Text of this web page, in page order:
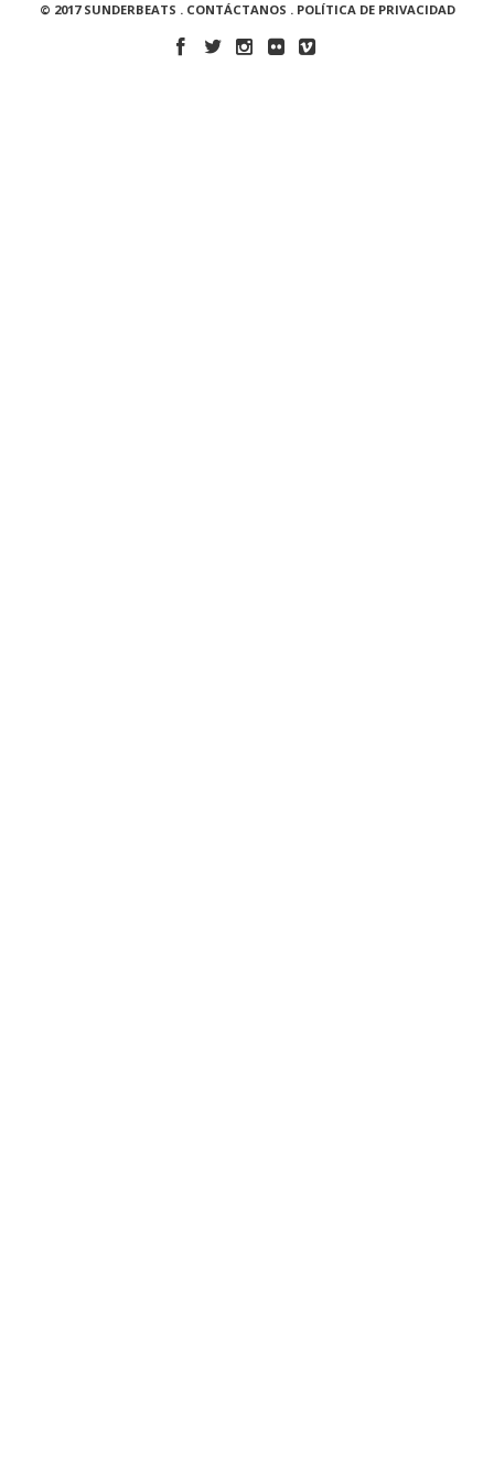
© 2017 SUNDERBEATS . CONTÁCTANOS . POLÍTICA DE PRIVACIDAD